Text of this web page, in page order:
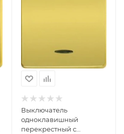
Выключатель
одноклавишный
перекрестный с